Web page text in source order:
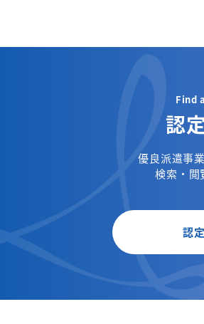
Find
認
優良派遣事
検索・閲
認